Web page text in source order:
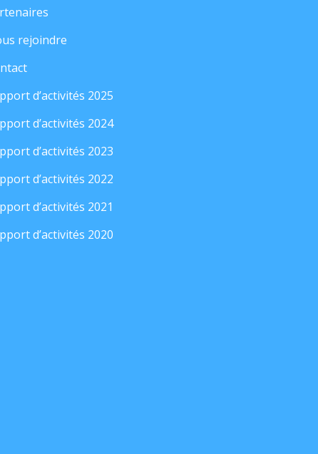
rejoindre
d’activités 2025
d’activités 2024
d’activités 2023
d’activités 2022
d’activités 2021
d’activités 2020